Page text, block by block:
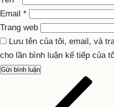
Email *
Trang web
Lưu tên của tôi, email, và
cho lần bình luận kế tiếp của